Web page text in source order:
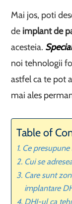
Mai jos, poti
de implant de
acesteia.
noi tehnologii
astfel ca te pot
mai ales
Table of
Ce
Cui se
Care sunt
implantare
DHI-ul ca